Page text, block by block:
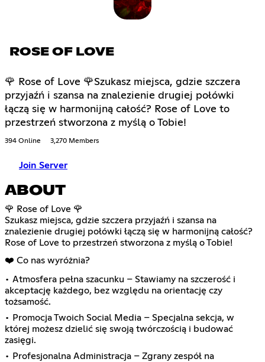
ROSE OF LOVE
🌹 Rose of Love 🌹Szukasz miejsca, gdzie szczera
przyjaźń i szansa na znalezienie drugiej połówki
łączą się w harmonijną całość? Rose of Love to
przestrzeń stworzona z myślą o Tobie!
394 Online 3,270 Members
Join Server
ABOUT
🌹 Rose of Love 🌹
Szukasz miejsca, gdzie szczera przyjaźń i szansa na
znalezienie drugiej połówki łączą się w harmonijną całość?
Rose of Love to przestrzeń stworzona z myślą o Tobie!
❤️ Co nas wyróżnia?
• Atmosfera pełna szacunku – Stawiamy na szczerość i
akceptację każdego, bez względu na orientację czy
tożsamość.
• Promocja Twoich Social Media – Specjalna sekcja, w
której możesz dzielić się swoją twórczością i budować
zasięgi.
• Profesjonalna Administracja – Zgrany zespół na